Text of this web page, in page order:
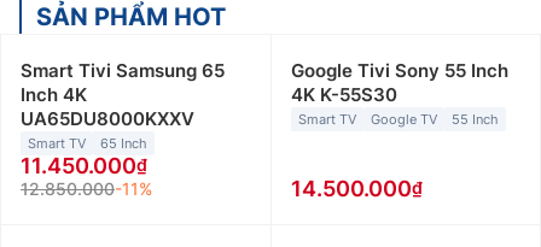
SẢN PHẨM HOT
Smart Tivi Samsung 65
Inch 4K
UA65DU8000KXXV
Smart TV 65 Inch
11.450.000
12.850.000-11%
Google Tivi Sony 55 Inch
4K K-55S30
Smart TV Google TV 55 Inch
14.500.000